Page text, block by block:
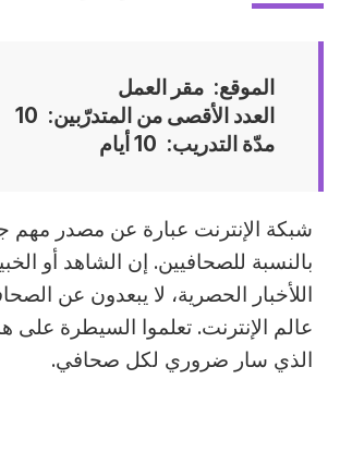
الموقع
مقر العمل
العدد الأقصى من المتدرّبين
10
مدّة التدريب
10 أيام
Accroche
شبكة الإنترنت عبارة عن مصدر مهم
بالنسبة للصحافيين. إن الشاهد أو
اللأخبار الحصرية، لا يبعدون عن
عالم الإنترنت. تعلموا السيطرة على
الذي سار ضروري لكل صحافي.